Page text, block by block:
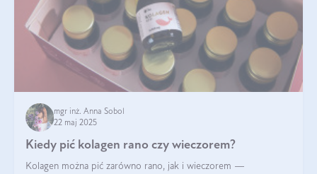
mgr inż. Anna Sobol
22 maj 2025
Kiedy pić kolagen rano czy wieczorem?
Kolagen można pić zarówno rano, jak i wieczorem —